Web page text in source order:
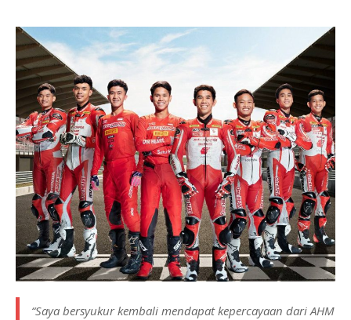
“Saya bersyukur kembali mendapat kepercayaan dari AHM